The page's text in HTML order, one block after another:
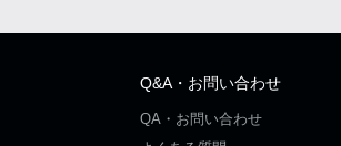
Q&A・お問い合わせ
QA・お問い合わせ